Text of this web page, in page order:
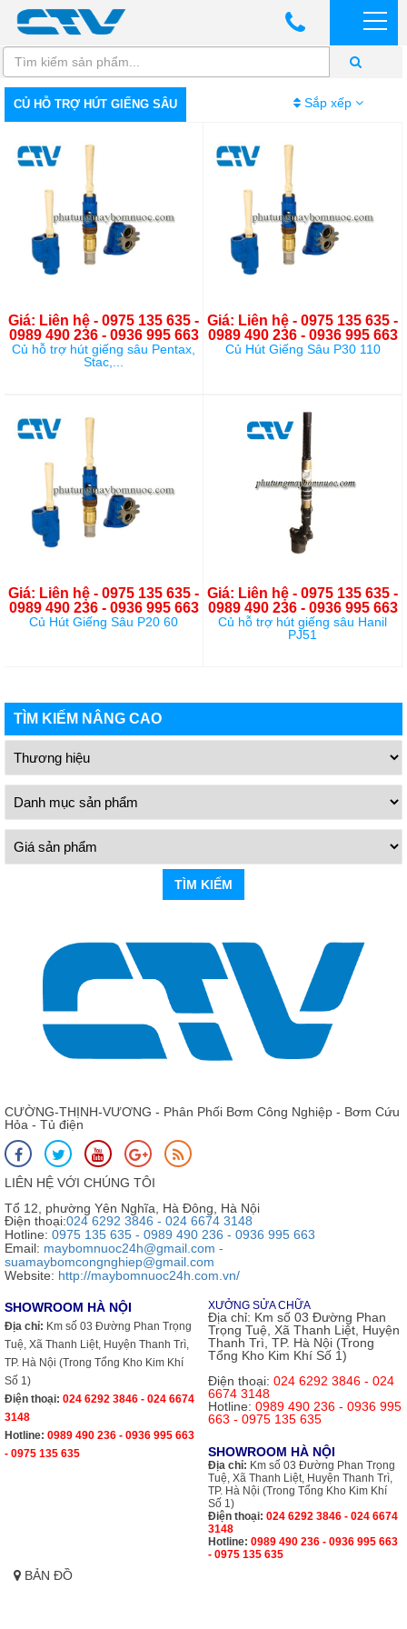
CỦ HỖ TRỢ HÚT GIẾNG SÂU Sắp xếp
Giá: Liên hệ - 0975 135 635 -
0989 490 236 - 0936 995 663
Củ hỗ trợ hút giếng sâu Pentax,
Stac,...
Giá: Liên hệ - 0975 135 635 -
0989 490 236 - 0936 995 663
Củ Hút Giếng Sâu P30 110
Giá: Liên hệ - 0975 135 635 -
0989 490 236 - 0936 995 663
Củ Hút Giếng Sâu P20 60
Giá: Liên hệ - 0975 135 635 -
0989 490 236 - 0936 995 663
Củ hỗ trợ hút giếng sâu Hanil
PJ51
TÌM KIẾM NÂNG CAO
TÌM KIẾM
CƯỜNG-THỊNH-VƯƠNG - Phân Phối Bơm Công Nghiệp - Bơm Cứu
Hỏa - Tủ điện
LIÊN HỆ VỚI CHÚNG TÔI
Tổ 12, phường Yên Nghĩa, Hà Đông, Hà Nội
Điện thoại:024 6292 3846 - 024 6674 3148
Hotline: 0975 135 635 - 0989 490 236 - 0936 995 663
Email: maybomnuoc24h@gmail.com -
suamaybomcongnghiep@gmail.com
Website: http://maybomnuoc24h.com.vn/
SHOWROOM HÀ NỘI
Địa chỉ: Km số 03 Đường Phan Trọng
Tuệ, Xã Thanh Liệt, Huyện Thanh Trì,
TP. Hà Nội (Trong Tổng Kho Kim Khí
Số 1)
Điện thoại: 024 6292 3846 - 024 6674
3148
Hotline: 0989 490 236 - 0936 995 663
- 0975 135 635
XƯỞNG SỬA CHỮA
Địa chỉ: Km số 03 Đường Phan
Trọng Tuệ, Xã Thanh Liệt, Huyện
Thanh Trì, TP. Hà Nội (Trong
Tổng Kho Kim Khí Số 1)
Điện thoại: 024 6292 3846 - 024
6674 3148
Hotline: 0989 490 236 - 0936 995
663 - 0975 135 635
SHOWROOM HÀ NỘI
Địa chỉ: Km số 03 Đường Phan Trọng
Tuệ, Xã Thanh Liệt, Huyện Thanh Trì,
TP. Hà Nội (Trong Tổng Kho Kim Khí
Số 1)
Điện thoại: 024 6292 3846 - 024 6674
3148
Hotline: 0989 490 236 - 0936 995 663
- 0975 135 635
BẢN ĐỒ